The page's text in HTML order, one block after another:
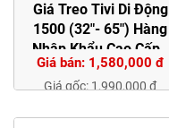
Giá Treo Tivi Di Động
1500 (32"- 65") Hàng
Nhập Khẩu Cao Cấp -
Chắc chắn
Giá bán: 1,580,000 đ
Giá gốc: 1,990,000 đ